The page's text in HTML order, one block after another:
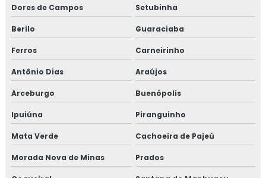
Dores de Campos Setubinha
Berilo Guaraciaba
Ferros Carneirinho
Antônio Dias Araújos
Arceburgo Buenópolis
Ipuiúna Piranguinho
Mata Verde Cachoeira de Pajeú
Morada Nova de Minas Prados